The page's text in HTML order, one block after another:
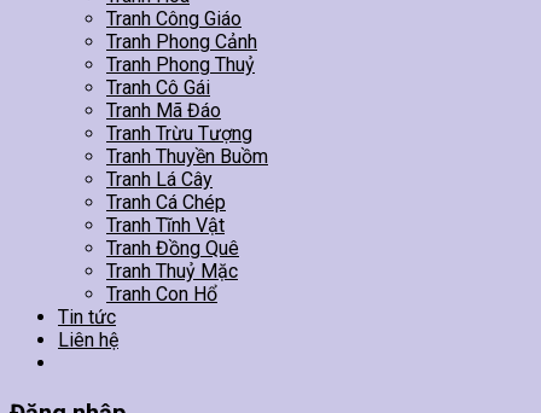
Tranh Công Giáo
Tranh Phong Cảnh
Tranh Phong Thuỷ
Tranh Cô Gái
Tranh Mã Đáo
Tranh Trừu Tượng
Tranh Thuyền Buồm
Tranh Lá Cây
Tranh Cá Chép
Tranh Tĩnh Vật
Tranh Đồng Quê
Tranh Thuỷ Mặc
Tranh Con Hổ
Tin tức
Liên hệ